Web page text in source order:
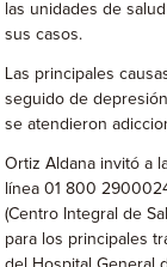
las unidades de
sus casos.
Las principales
seguido de
se atendieron
Ortiz Aldana invitó a
línea 01 800
(Centro Integral de
para los principales